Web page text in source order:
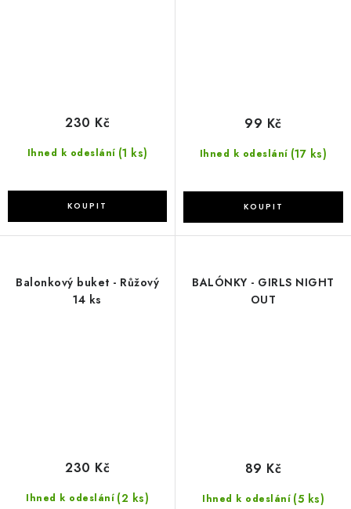
Ihned k odeslání (1 ks)
230 Kč
Ihned k odeslání (17 ks)
99 Kč
Balonkový buket - Růžový
14 ks
Ihned k odeslání (2 ks)
230 Kč
BALÓNKY - GIRLS NIGHT
OUT
Ihned k odeslání (5 ks)
89 Kč